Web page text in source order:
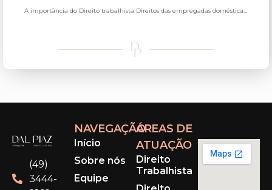
A importância do Direito trabalhista Direitos das empregadas domésticas que atuam como cuidadoras
(49)
3444-
NAVEGAÇÃO
Início
Sobre nós
Equipe
ÁREAS DE
ATUAÇÃO
Direito
Trabalhista